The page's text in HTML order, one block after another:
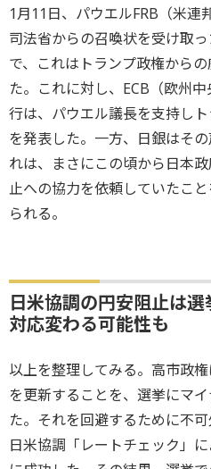
1月11日、パウエルFRB（米連
司法省からの召喚状を受け取
で、これはトランプ政権から
た。これに対し、ECB（欧州
行は、パウエル議長を支持し
を発表した。一方、日銀はそ
れは、まさにこの頃から日本
止への協力を依頼していたこ
られる。
日米協調の円安阻止は
対応変わる可能性も
以上を整理してみる。高市政
を更新することを、選挙にマ
た。それを回避するために不
日米協調「レートチェック」